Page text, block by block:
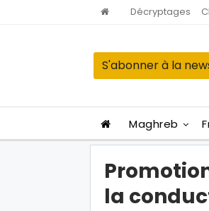
Décryptages
S'abonner à la
Maghreb
la